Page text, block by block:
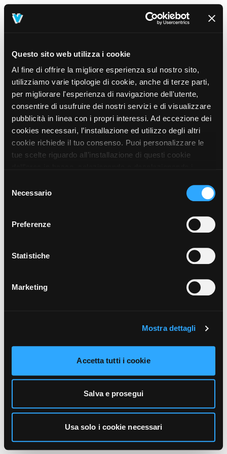
Questo sito web utilizza i cookie
Al fine di offrire la migliore esperienza sul nostro sito,
utilizziamo varie tipologie di cookie, anche di terze parti,
per migliorare l'esperienza di navigazione dell'utente,
consentire di usufruire dei nostri servizi e di visualizzare
pubblicità in linea con i propri interessi. Ad eccezione dei
cookies necessari, l’installazione ed utilizzo degli altri
cookie richiede il tuo consenso. Puoi personalizzare le
tue scelte riguardo all’installazione di questi cookie
prosegui” o decidere di accettare tutti i cookie, cliccando
sul pulsante “Accetta tutti i cookie”. Cliccando sul tasto
unicamente i cookie necessari alla navigazione. Per
funzionamento, puoi prendere visione dell’informativa
cliccando qui.
delNecessario
Preferenze
Statistiche
Marketing
Mostra dettagli
Accetta tutti i cookie
Salva e prosegui
Usa solo i cookie necessari
404